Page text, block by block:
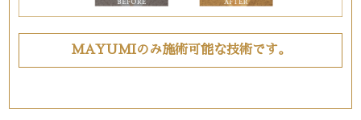
MAYUMIのみ施術可能な技術です。